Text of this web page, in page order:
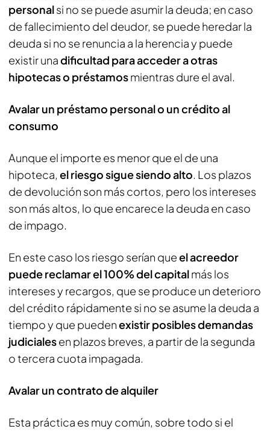
personalsi no se puede asumir la deuda; en caso
de fallecimiento del deudor, se puede heredar la
deuda si no se renuncia a la herencia y puede
existir unadificultad para acceder a otras
hipotecas o préstamosmientras dure el aval.
Avalar un préstamo personal o un crédito al
consumo
Aunque el importe es menor que el de una
hipoteca, el riesgo sigue siendo alto. Los plazos
de devolución son más cortos, pero los intereses
son más altos, lo que encarece la deuda en caso
de impago.
En este caso los riesgo serían queel acreedor
puede reclamar el 100% del capitalmás los
intereses y recargos, que se produce un deterioro
del crédito rápidamente si no se asume la deuda a
tiempo y que puedenexistir posibles demandas
judicialesen plazos breves, a partir de la segunda
o tercera cuota impagada.
Avalar un contrato de alquiler
Esta práctica es muy común, sobre todo si el